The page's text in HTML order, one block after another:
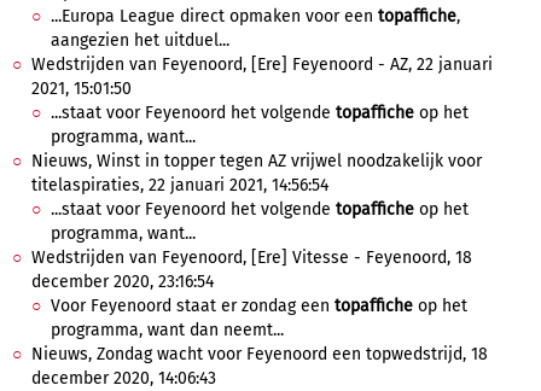
...Europa League direct opmaken voor een topaffiche,
aangezien het uitduel...
Wedstrijden van Feyenoord, [Ere] Feyenoord - AZ, 22 januari
2021, 15:01:50
...staat voor Feyenoord het volgende topaffiche op het
programma, want...
Nieuws, Winst in topper tegen AZ vrijwel noodzakelijk voor
titelaspiraties, 22 januari 2021, 14:56:54
...staat voor Feyenoord het volgende topaffiche op het
programma, want...
Wedstrijden van Feyenoord, [Ere] Vitesse - Feyenoord, 18
december 2020, 23:16:54
Voor Feyenoord staat er zondag een topaffiche op het
programma, want dan neemt...
Nieuws, Zondag wacht voor Feyenoord een topwedstrijd, 18
december 2020, 14:06:43